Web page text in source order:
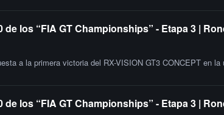
de los “FIA GT Championships” - Etapa 3 |
a la primera victoria del RX-VISION GT3 CONCEPT en la
de los “FIA GT Championships” - Etapa 3 |